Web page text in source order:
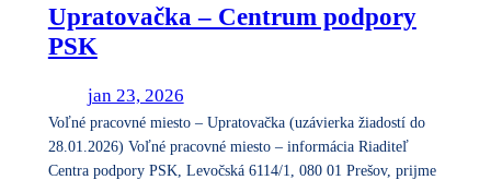
Upratovačka – Centrum podpory
PSK
jan 23, 2026
Voľné pracovné miesto – Upratovačka (uzávierka žiadostí do
28.01.2026) Voľné pracovné miesto – informácia Riaditeľ
Centra podpory PSK, Levočská 6114/1, 080 01 Prešov, prijme